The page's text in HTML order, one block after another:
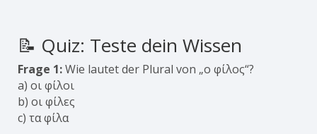
📝 Quiz: Teste dein Wissen
Frage 1:Wie lautet der Plural von „ο φίλος“?
a) οι φίλοι
b) οι φίλες
c) τα φίλα